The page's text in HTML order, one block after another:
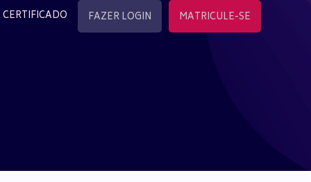
FAZER LOGIN MATRICULE-SE